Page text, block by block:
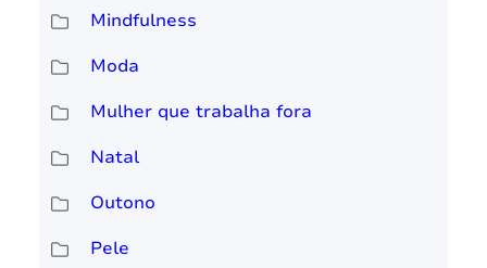
Mindfulness
Moda
Mulher que trabalha fora
Natal
Outono
Pele